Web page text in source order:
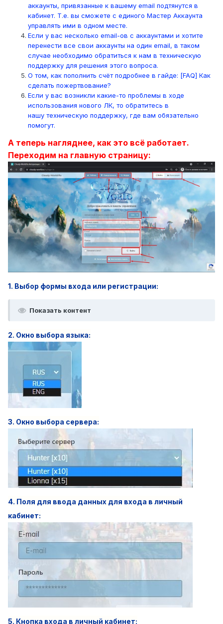
аккаунты, привязанные к вашему email подтянутся в
кабинет. Т.е. вы сможете с единого Мастер Аккаунта
управлять ими в одном месте.
Если у вас несколько email-ов с аккаунтами и хотите
перенести все свои аккаунты на один email, в таком
случае необходимо обратиться к нам в техническую
поддержку для решения этого вопроса.
О том, как пополнить счёт подробнее в гайде: [FAQ] Как
сделать пожертвование?
Если у вас возникли какие-то проблемы в ходе
использования нового ЛК, то обратитесь в
нашу техническую поддержку, где вам обязательно
помогут.
А теперь нагляднее, как это всё работает.
Переходим на главную страницу:
1. Выбор формы входа или регистрации:
Показать контент
2. Окно выбора языка:
3. Окно выбора сервера:
4. Поля для ввода данных для входа в личный
кабинет:
5. Кнопка входа в личный кабинет: